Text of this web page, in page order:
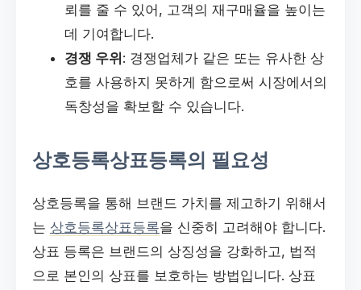
뢰를 줄 수 있어, 고객의 재구매율을 높이는
데 기여합니다.
경쟁 우위: 경쟁업체가 같은 또는 유사한 상
호를 사용하지 못하게 함으로써 시장에서의
독창성을 확보할 수 있습니다.
상호등록상표등록의 필요성
상호등록을 통해 브랜드 가치를 제고하기 위해서
는 상호등록상표등록을 신중히 고려해야 합니다.
상표 등록은 브랜드의 상징성을 강화하고, 법적
으로 본인의 상표를 보호하는 방법입니다. 상표